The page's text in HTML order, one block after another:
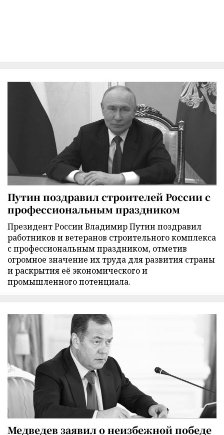
Путин поздравил строителей России с
профессиональным праздником
Президент России Владимир Путин поздравил
работников и ветеранов строительного комплекса
с профессиональным праздником, отметив
огромное значение их труда для развития страны
и раскрытия её экономического и
промышленного потенциала.
Медведев заявил о неизбежной победе